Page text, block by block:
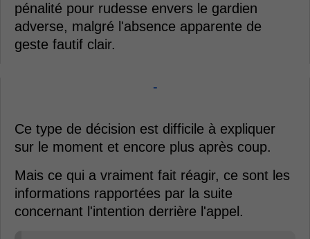
pénalité pour rudesse envers le gardien
adverse, malgré l'absence apparente de
geste fautif clair.
-
Ce type de décision est difficile à expliquer
sur le moment et encore plus après coup.
Mais ce qui a vraiment fait réagir, ce sont les
informations rapportées par la suite
concernant l'intention derrière l'appel.